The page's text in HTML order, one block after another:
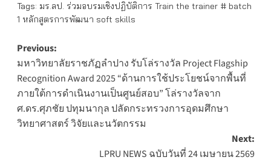
Tags: มร.ลป. ร่วมอบรมเชิงปฏิบัติการ Train the trainer # batch
1 หลักสูตรการพัฒนา soft skills
Post
navigation
Previous:
มหาวิทยาลัยราชภัฏลำปาง รับโล่รางวัล Project Flagship
Recognition Award 2025 “ด้านการใช้ประโยชน์จากพื้นที่
ภายใต้การดำเนินงานเป็นศูนย์สอบ” โล่รางวัลจาก
ศ.ดร.ศุภชัย ปทุมนากุล ปลัดกระทรวงการอุดมศึกษา
วิทยาศาสตร์ วิจัยและนวัตกรรม
Next:
LPRU NEWS ฉบับวันที่ 24 เมษายน 2569